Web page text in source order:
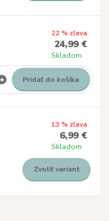
22 % zľava
24,99 €
Skladom
Pridať do košíka
13 % zľava
6,99 €
Skladom
Zvoliť variant